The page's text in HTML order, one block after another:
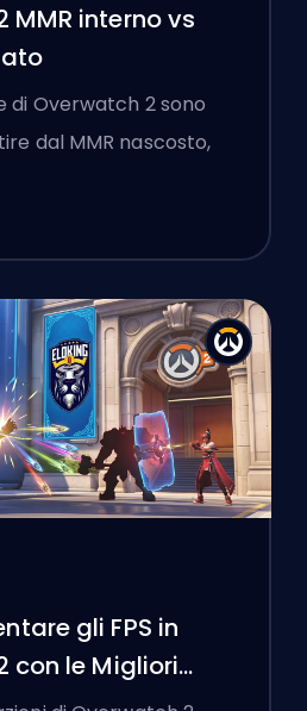
MMR interno vs
di Overwatch 2 sono
dal MMR nascosto,
gli FPS in
con le Migliori